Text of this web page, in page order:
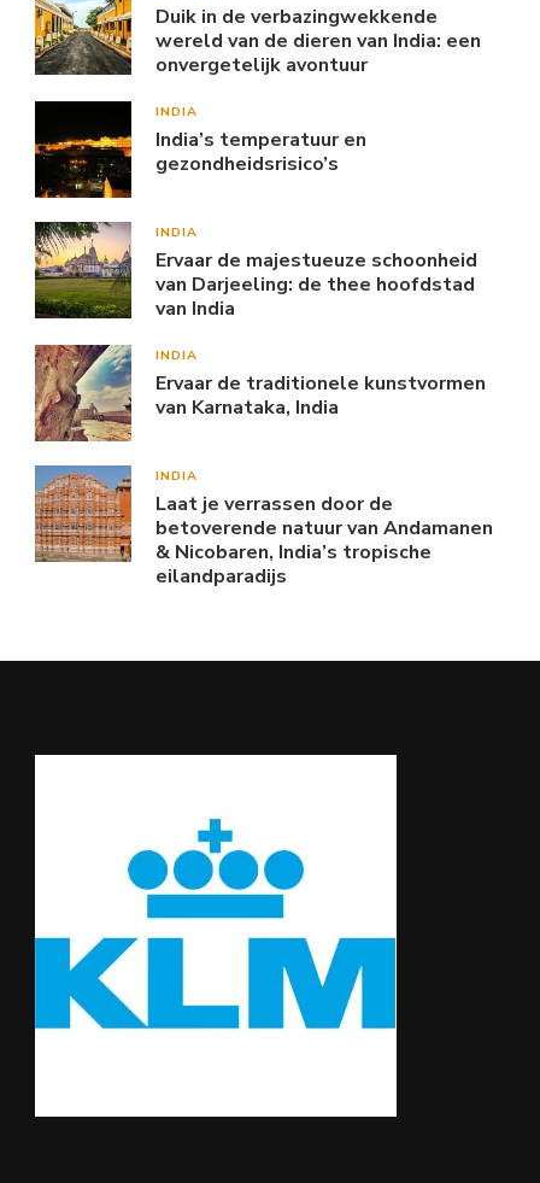
Duik in de verbazingwekkende
wereld van de dieren van India: een
onvergetelijk avontuur
INDIA
India’s temperatuur en
gezondheidsrisico’s
INDIA
Ervaar de majestueuze schoonheid
van Darjeeling: de thee hoofdstad
van India
INDIA
Ervaar de traditionele kunstvormen
van Karnataka, India
INDIA
Laat je verrassen door de
betoverende natuur van Andamanen
& Nicobaren, India’s tropische
eilandparadijs